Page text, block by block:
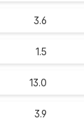
3.6
1.5
13.0
3.9